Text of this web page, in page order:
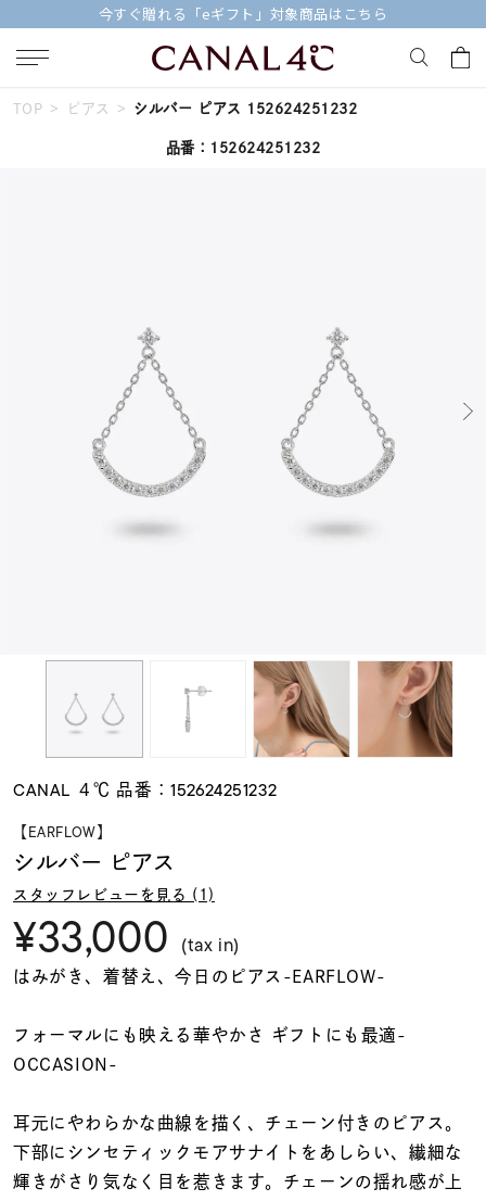
【価格改定のお知らせ 8月17日(月)よ
キーワードで検索する
カテゴリー すべてのジュエリー
ファッションテイス
ト
着用シーン
コレクション
レディース
リングサイズ
TOP ピアス シルバー ピアス 152624251232
品番：152624251232
CANAL ４℃ 品番：152624251232
【EARFLOW】
シルバー ピアス
スタッフレビューを見る (1)
¥33,000 (tax in)
はみがき、着替え、今日のピアス-EARFLOW-
フォーマルにも映える華やかさ ギフトにも最適-
OCCASION-
耳元にやわらかな曲線を描く、チェーン付きのピアス。
下部にシンセティックモアサナイトをあしらい、繊細な
輝きがさり気なく目を惹きます。チェーンの揺れ感が上